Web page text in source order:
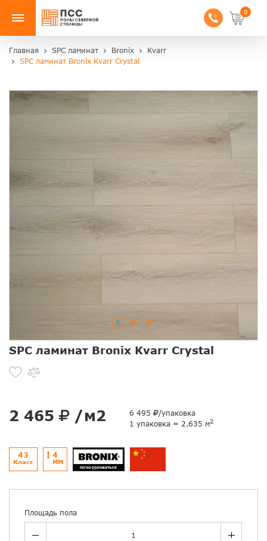
0
Главная SPC ламинат Bronix
Kvarr
SPC ламинат Bronix Kvarr Crystal
SPC ламинат Bronix Kvarr Crystal
2 465 /м2 6 495
/упаковка
1 упаковка = 2.635 м2
43
Класс
4
ММ
Площадь пола